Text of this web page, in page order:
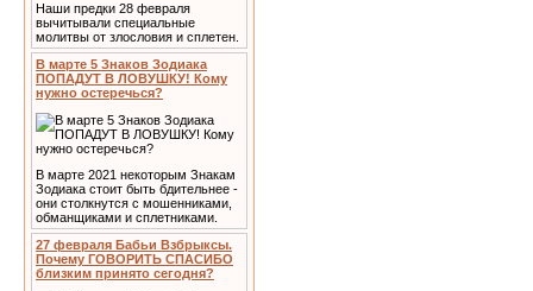
Наши предки 28 февраля
вычитывали специальные
молитвы от злословия и сплетен.
В марте 5 Знаков Зодиака
ПОПАДУТ В ЛОВУШКУ! Кому
нужно остеречься?
В марте 2021 некоторым Знакам
Зодиака стоит быть бдительнее -
они столкнутся с мошенниками,
обманщиками и сплетниками.
27 февраля Бабьи Взбрыксы.
Почему ГОВОРИТЬ СПАСИБО
близким принято сегодня?